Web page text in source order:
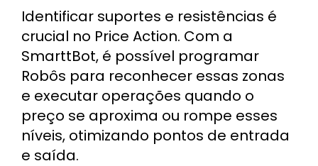
Identificar suportes e resistências é
crucial no Price Action. Com a
SmarttBot, é possível programar
Robôs para reconhecer essas zonas
e executar operações quando o
preço se aproxima ou rompe esses
níveis, otimizando pontos de entrada
e saída.